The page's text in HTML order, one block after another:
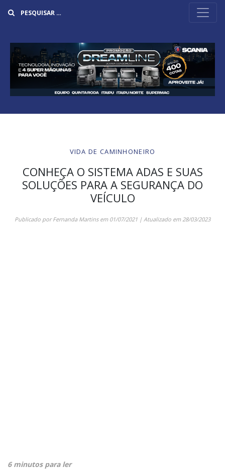
VIDA DE CAMINHONEIRO
CONHEÇA O SISTEMA ADAS E SUAS
SOLUÇÕES PARA A SEGURANÇA DO
VEÍCULO
Publicado porFernanda Martinsem 01/07/2021 | Atualizado em28/03/2023
6 minutos para ler